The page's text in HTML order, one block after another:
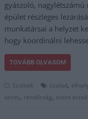
gyászoló,
épület részleges
munkatársai a helyzet
hogy koordinálni
TOVÁBB OLVASOM
Szolnok család,
orvos, rendőrség, szent